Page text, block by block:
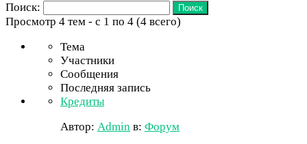
Поиск:
Просмотр 4 тем - с 1 по 4 (4 всего)
Тема
Участники
Сообщения
Последняя запись
Кредиты
Автор: Admin в: Форум